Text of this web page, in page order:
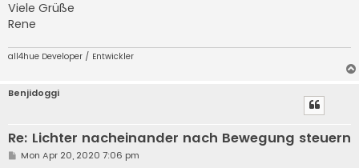
Viele Grüße
Rene
all4hue Developer / Entwickler
Benjidoggi
Re: Lichter nacheinander nach Bewegung steuern
PMon Apr 20, 2020 7:06 pm